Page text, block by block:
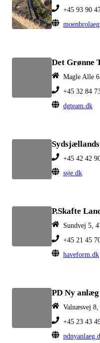
+45 93 90
Det Grønne
Magle Alle
+45 32 84
dgteam.dk
+45 42 42
ssje.dk
P.Skafte
Sundvej 5,
+45 21 45
haveform.dk
PD Ny anlæg
Valnæsvej
+45 23 43